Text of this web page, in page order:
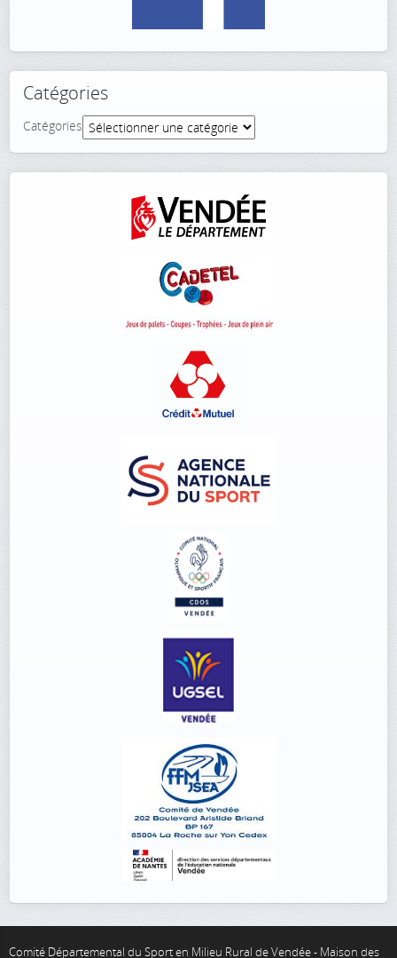
Catégories
Catégories
Comité Départemental du Sport en Milieu Rural de Vendée - Maison des